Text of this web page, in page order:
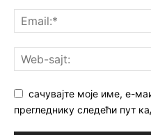
сачувајте моје име, е-
прегледнику следећи пут